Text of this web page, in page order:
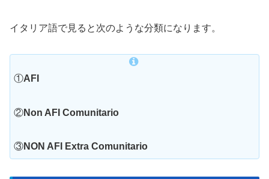
イタリア語で見ると次のような分類になります。
①AFI
②Non AFI Comunitario
③NON AFI Extra Comunitario